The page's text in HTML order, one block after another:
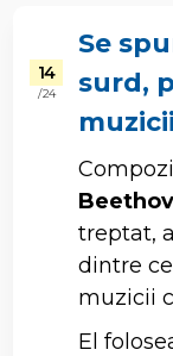
14
/ 24
Se
surd,
treptat,
dintre
muzicii
El